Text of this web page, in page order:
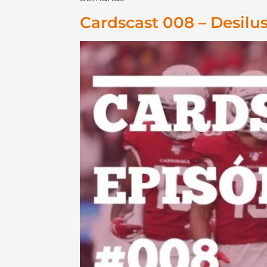
Cardscast 008 –